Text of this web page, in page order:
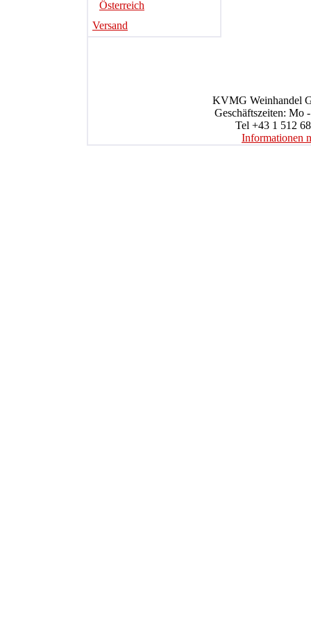
Österreich
Versand
KVMG Weinhandel
Geschäftszeiten: Mo
Tel +43 1 512
Informationen